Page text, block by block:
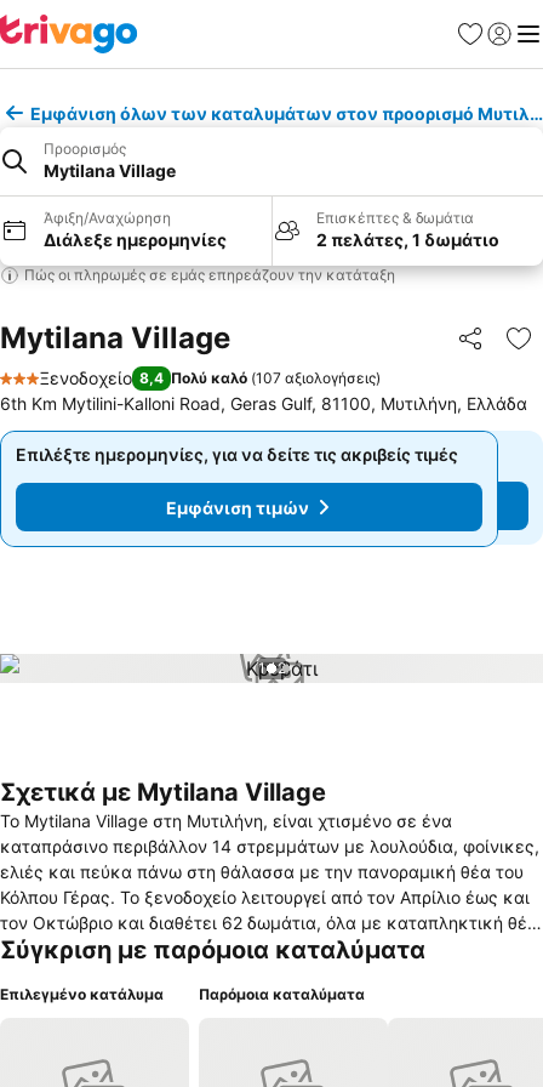
Εμφάνιση όλων των καταλυμάτων στον προορισμό
Προορισμός
Mytilana Village
Άφιξη/Αναχώρηση
Διάλεξε ημερομηνίες
Επισκέπτες & δωμάτια
2 πελάτες, 1 δωμάτιο
Πώς οι πληρωμές σε εμάς επηρεάζουν την κατάταξη
Mytilana Village
3 Αστέρια
Ξενοδοχείο 8,4 Πολύ καλό (107 αξιολογήσεις)
6th Km Mytilini-Kalloni Road, Geras Gulf, 81100, Μυτιλήνη, Ελλάδα
Επιλέξτε ημερομηνίες, για να δείτε τις ακριβείς τιμές
Εμφάνιση τιμών
Επιλέξτε ημερομηνίες, για να δείτε τις ακριβείς τιμές
Εμφάνιση τιμών
1 / 2
Σχετικά με Mytilana Village
Το Mytilana Village στη Μυτιλήνη, είναι χτισμένο σε ένα
καταπράσινο περιβάλλον 14 στρεμμάτων με λουλούδια, φοίνικες,
ελιές και πεύκα πάνω στη θάλασσα με την πανοραμική θέα του
Κόλπου Γέρας. Το ξενοδοχείο λειτουργεί από τον Απρίλιο έως και
τον Οκτώβριο και διαθέτει 62 δωμάτια, όλα με καταπληκτική θέα
στη θάλασσα. Το πολύγλωσσο και φιλικό προσωπικό βρίσκεται
χώρος εκτάσεως 14 στρεμμάτων, διαθέτει καταπράσινους
απολαύσετε το μπάνιο σας ή το ποτό σας που θα σας προσφέρει
Σύγκριση με παρόμοια καταλύματα
Επιλεγμένο κατάλυμα Παρόμοια καταλύματα